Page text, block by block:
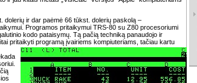
dolerių ir dar paėmė 66 tūkst. dolerių paskolą –
Programos pritaikymui TRS-80 su Z80 procesoriumi
kodo pataisymų. Tą pačią techniką panaudojo ir
pritaikyti programą įvairiems kompiuteriams, tačiau kartu